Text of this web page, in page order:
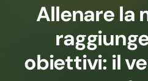
Allenare la
obiettivi: il